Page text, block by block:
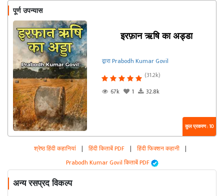
पूर्ण उपन्यास
इरफ़ान ऋषि का अड्डा
द्वारा Prabodh Kumar Govil
(31.2k)
67k
1 32.8k
कुल प्रकरण : 10
श्रेष्ठ हिंदी कहानियां | हिंदी किताबें PDF | हिंदी फिक्शन कहानी |
Prabodh Kumar Govil किताबें PDF
अन्य रसप्रद विकल्प